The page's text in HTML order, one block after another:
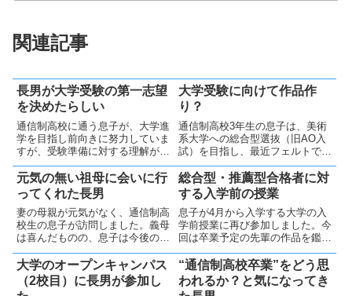
関連記事
長男が大学受験の第一志望
を決めたらしい
通信制高校に通う息子が、大学進
学を目指し前向きに努力していま
すが、受験準備に対する理解が十
分か心配です。息子に任せつつ、
必要な時はサポートを全力でしま
す💪
大学受験に向けて作品作
り？
通信制高校3年生の息子は、美術
系大学への総合型選抜（旧AO入
試）を目指し、最近フェルトで作
品を制作しました。親は受験作品
の質を心配しつつも、本人の意志
を尊重しています。
元気の無い祖母に会いに行
ってくれた長男
妻の母親が元気がなく、通信制高
校生の息子が訪問しました。義母
は喜んだものの、息子は今後の頻
繁な訪問を渋り始めたようです。
そういう年頃でしょうかね？
総合型・推薦型合格者に対
する入学前の授業
息子が4月から入学する大学の入
学前授業に再び参加しました。今
回は卒業予定の先輩の作品を鑑賞
し感想を書く内容で、興味深く集
中して過ごしたようです。帰路で
は「もうすぐ息子は一人暮らし」
と感慨にふけりました。
大学のオープンキャンパス
（2校目）に長男が参加し
“通信制高校卒業”をどう思
われるか？と気になってき